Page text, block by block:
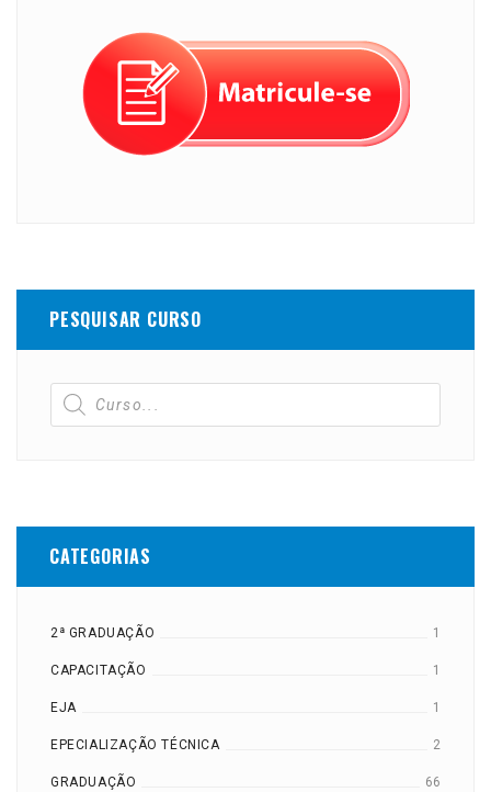
PESQUISAR CURSO
CATEGORIAS
2ª GRADUAÇÃO 1
CAPACITAÇÃO 1
EJA 1
EPECIALIZAÇÃO TÉCNICA 2
GRADUAÇÃO 66